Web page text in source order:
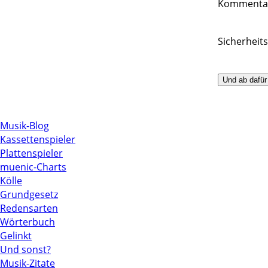
Musik-Blog
Kassettenspieler
Plattenspieler
muenic-Charts
Kölle
Grundgesetz
Redensarten
Wörterbuch
Gelinkt
Und sonst?
Musik-Zitate